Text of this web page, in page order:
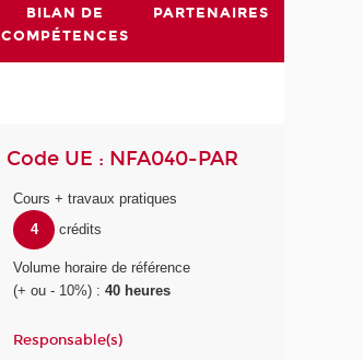
BILAN DE
COMPÉTENCES
PARTENAIRES
Code UE : NFA040-PAR
Cours + travaux pratiques
4
crédits
Volume horaire de référence
(+ ou - 10%) :40 heures
Responsable(s)